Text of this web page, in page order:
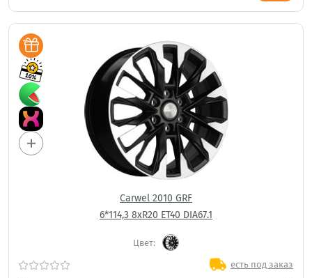
Carwel 2010 GRF
6*114,3 8xR20 ET40 DIA67.1
Цвет:
есть под заказ